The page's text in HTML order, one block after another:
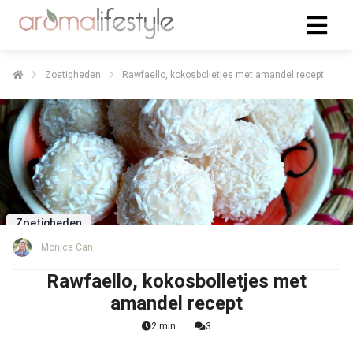
Zoetigheden Rawfaello, kokosbolletjes met amandel recept
Zoetigheden
Monica Can
Rawfaello, kokosbolletjes met
amandel recept
2 min 3